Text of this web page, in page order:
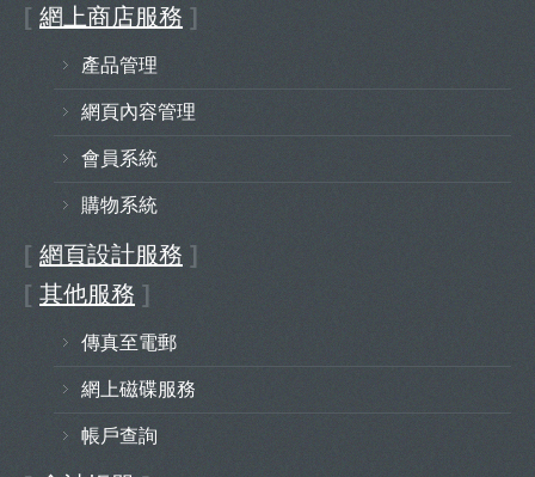
[ 網上商店服務 ]
產品管理
網頁內容管理
會員系統
購物系統
[ 網頁設計服務 ]
[ 其他服務 ]
傳真至電郵
網上磁碟服務
帳戶查詢